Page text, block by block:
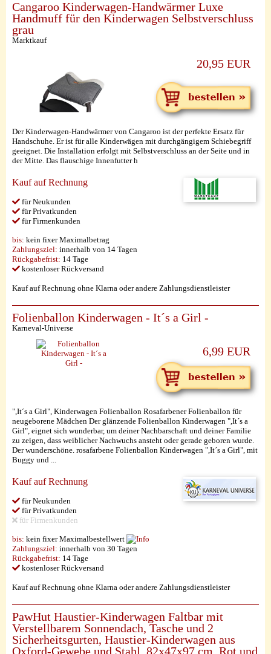
Cangaroo Kinderwagen-Handwärmer Luxe
Handmuff für den Kinderwagen Selbstverschluss
grau
Marktkauf
20,95 EUR
Der Kinderwagen-Handwärmer von Cangaroo ist der perfekte Ersatz für
Handschuhe. Er ist für alle Kinderwägen mit durchgängigem Schiebegriff
geeignet. Die Installation erfolgt mit Selbstverschluss an der Seite und in
der Mitte. Das flauschige Innenfutter h
Kauf auf Rechnung
für Neukunden
für Privatkunden
für Firmenkunden
bis: kein fixer Maximalbetrag
Zahlungsziel: innerhalb von 14 Tagen
Rückgabefrist: 14 Tage
kostenloser Rückversand
Kauf auf Rechnung ohne Klarna oder andere Zahlungsdienstleister
Folienballon Kinderwagen - It´s a Girl -
Karneval-Universe
6,99 EUR
",It´s a Girl", Kinderwagen Folienballon Rosafarbener Folienballon für
neugeborene Mädchen Der glänzende Folienballon Kinderwagen ",It´s a
Girl", eignet sich wunderbar, um deiner Nachbarschaft und deiner Familie
zu zeigen, dass weiblicher Nachwuchs ansteht oder gerade geboren wurde.
Der wunderschöne. rosafarbene Folienballon Kinderwagen ",It´s a Girl", mit
Buggy und ...
Kauf auf Rechnung
für Neukunden
für Privatkunden
für Firmenkunden
bis: kein fixer Maximalbestellwert
Zahlungsziel: innerhalb von 30 Tagen
Rückgabefrist: 14 Tage
kostenloser Rückversand
Kauf auf Rechnung ohne Klarna oder andere Zahlungsdienstleister
PawHut Haustier-Kinderwagen Faltbar mit
Verstellbarem Sonnendach, Tasche und 2
Sicherheitsgurten, Haustier-Kinderwagen aus
Oxford-Gewebe und Stahl, 82x47x97 cm, Rot und